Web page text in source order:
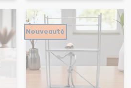
Nouveauté